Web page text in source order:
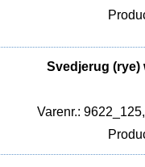
Svedjerug (rye)
Varenr.: